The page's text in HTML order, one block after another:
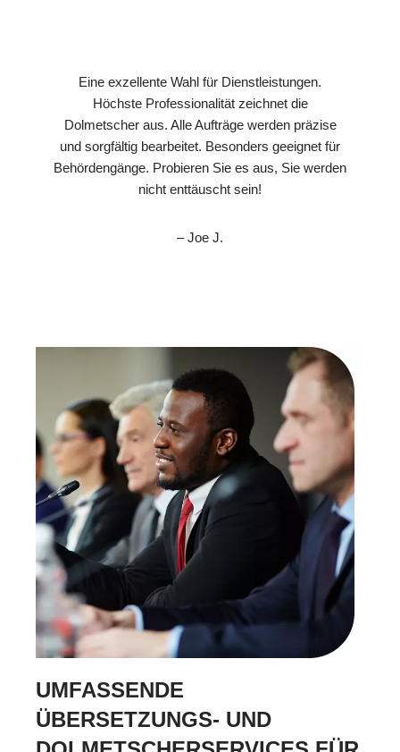
Eine exzellente Wahl für Dienstleistungen.
Höchste Professionalität zeichnet die
Dolmetscher aus. Alle Aufträge werden präzise
und sorgfältig bearbeitet. Besonders geeignet für
Behördengänge. Probieren Sie es aus, Sie werden
nicht enttäuscht sein!
– Joe J.
UMFASSENDE
ÜBERSETZUNGS- UND